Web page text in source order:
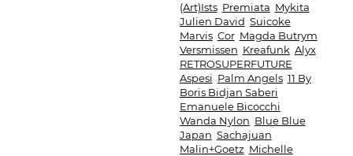
(Art)Ists Premiata Mykita
Julien David Suicoke
Marvis Cor Magda Butrym
Versmissen Kreafunk Alyx
RETROSUPERFUTURE
Aspesi Palm Angels 11 By
Boris Bidjan Saberi
Emanuele Bicocchi
Wanda Nylon Blue Blue
Japan Sachajuan
Malin+Goetz Michelle